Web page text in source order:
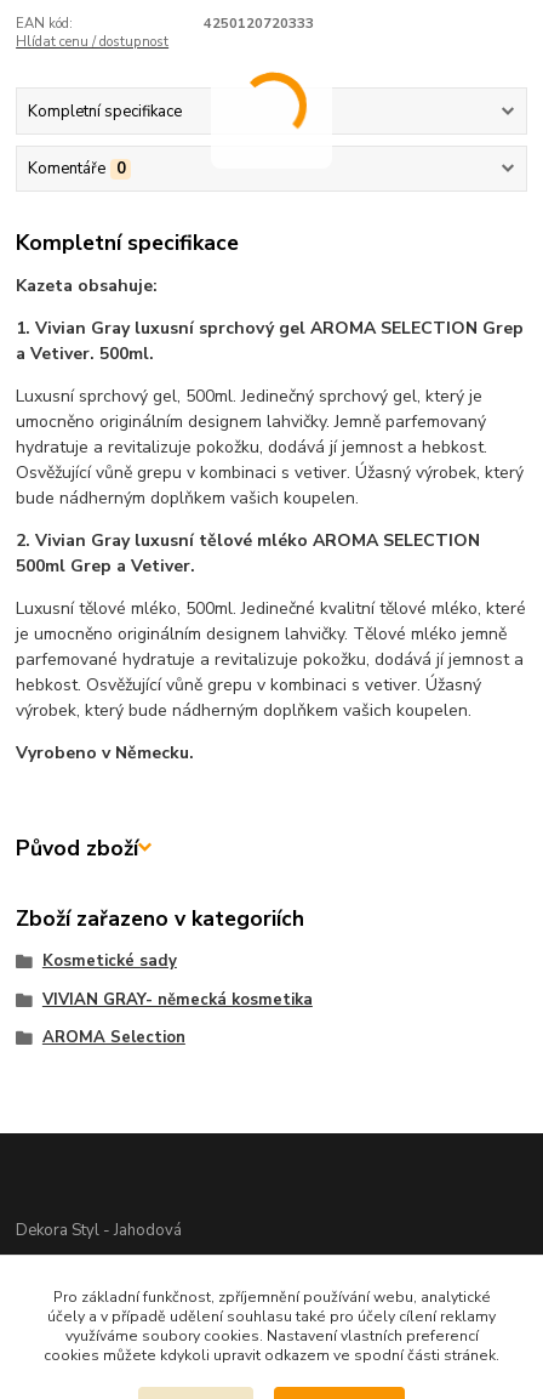
EAN kód:
4250120720333
Hlídat cenu / dostupnost
Kompletní specifikace
Komentáře 0
Kompletní specifikace
Kazeta obsahuje:
1.Vivian Gray luxusní sprchový gel AROMA SELECTION Grep
a Vetiver. 500ml.
Luxusní sprchový gel, 500ml. Jedinečný sprchový gel, který je
umocněno originálním designem lahvičky. Jemně parfemovaný
hydratuje a revitalizuje pokožku, dodává jí jemnost a hebkost.
Osvěžující vůně grepu v kombinaci s vetiver. Úžasný výrobek, který
bude nádherným doplňkem vašich koupelen.
2. Vivian Gray luxusní tělové mléko AROMA SELECTION
500ml Grep a Vetiver.
Luxusní tělové mléko, 500ml. Jedinečné kvalitní tělové mléko, které
je umocněno originálním designem lahvičky. Tělové mléko jemně
parfemované hydratuje a revitalizuje pokožku, dodává jí jemnost a
hebkost. Osvěžující vůně grepu v kombinaci s vetiver. Úžasný
výrobek, který bude nádherným doplňkem vašich koupelen.
Vyrobeno v Německu.
Původ zboží
Zboží zařazeno v kategoriích
Kosmetické sady
VIVIAN GRAY- německá kosmetika
AROMA Selection
Dekora Styl - Jahodová
721312944
info@zbozi-darky.cz
Pro základní funkčnost, zpříjemnění používání webu, analytické
účely a v případě udělení souhlasu také pro účely cílení reklamy
využíváme soubory cookies. Nastavení vlastních preferencí
cookies můžete kdykoli upravit odkazem ve spodní části stránek.